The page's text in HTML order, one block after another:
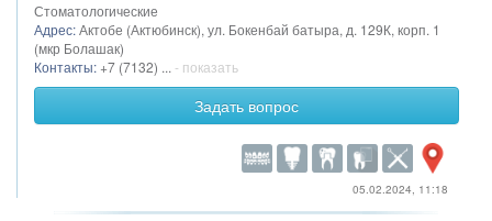
Стоматологические
Адрес:Актобе (Актюбинск), ул. Бокенбай батыра, д. 129К, корп. 1
(мкр Болашак)
Контакты: +7 (7132) ... - показать
Задать вопрос
05.02.2024, 11:18